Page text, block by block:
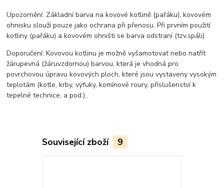
Upozornění: Základní barva na kovové kotlině (pařáku), kovovém
ohnisku slouží pouze jako ochrana při přenosu. Při prvním použití
kotliny (pařáku) a kovovém ohništi se barva odstraní (tzv.spáli)
Doporučení: Kovovou kotlinu je možně vyšamotovať nebo natřít
žárupevná (žáruvzdornou) barvou, která je vhodná pro
povrchovou úpravu kovových ploch, které jsou vystaveny vysokým
teplotám (kotle, krby, výfuky, komínové roury, příslušenství k
tepelné technice, a pod.)..
Související zboží 9